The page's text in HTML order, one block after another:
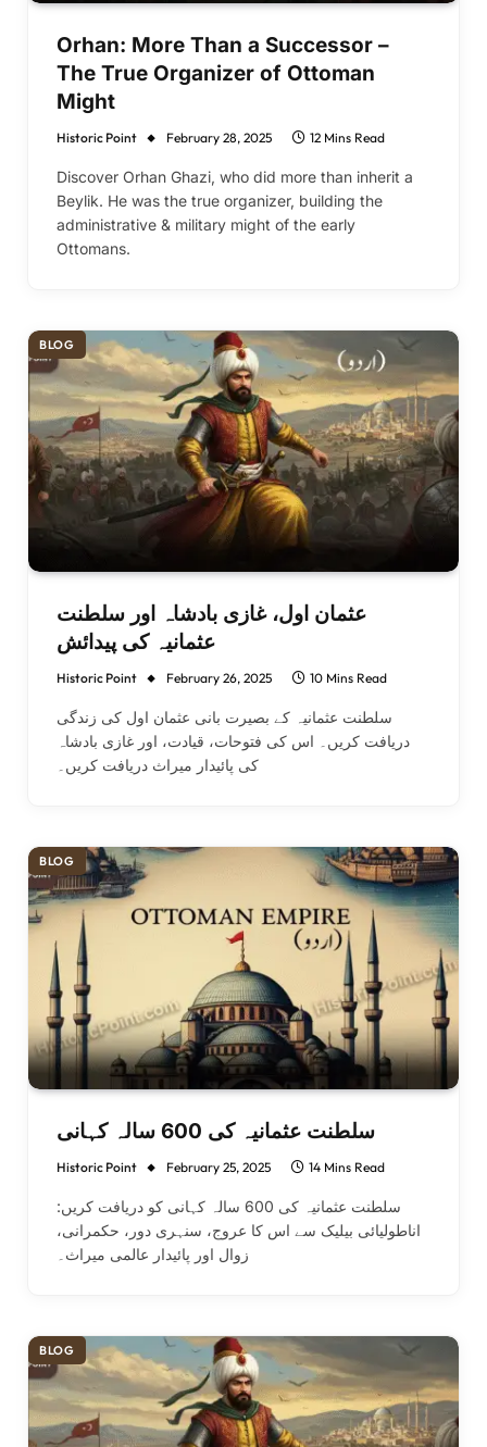
Orhan: More Than a Successor –
The True Organizer of Ottoman
Might
Historic Point February 28, 2025 12 Mins Read
Discover Orhan Ghazi, who did more than inherit a
Beylik. He was the true organizer, building the
administrative & military might of the early
Ottomans.
BLOG
عثمان اول، غازی بادشاہ اور سلطنت
عثمانیہ کی پیدائش
Historic Point February 26, 2025 10 Mins Read
سلطنت عثمانیہ کے بصیرت بانی عثمان اول کی زندگی
دریافت کریں۔ اس کی فتوحات، قیادت، اور غازی بادشاہ
کی پائیدار میراث دریافت کریں۔
BLOG
سلطنت عثمانیہ کی 600 سالہ کہانی
Historic Point February 25, 2025 14 Mins Read
سلطنت عثمانیہ کی 600 سالہ کہانی کو دریافت کریں:
اناطولیائی بیلیک سے اس کا عروج، سنہری دور، حکمرانی،
زوال اور پائیدار عالمی میراث۔
BLOG